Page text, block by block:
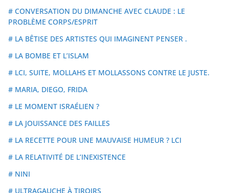
# CONVERSATION DU DIMANCHE AVEC CLAUDE : LE
PROBLÈME CORPS/ESPRIT
# LA BÊTISE DES ARTISTES QUI IMAGINENT PENSER .
# LA BOMBE ET L’ISLAM
# LCI, SUITE, MOLLAHS ET MOLLASSONS CONTRE LE JUSTE.
# MARIA, DIEGO, FRIDA
# LE MOMENT ISRAÉLIEN ?
# LA JOUISSANCE DES FAILLES
# LA RECETTE POUR UNE MAUVAISE HUMEUR ? LCI
# LA RELATIVITÉ DE L’INEXISTENCE
# NINI
# ULTRAGAUCHE À TIROIRS